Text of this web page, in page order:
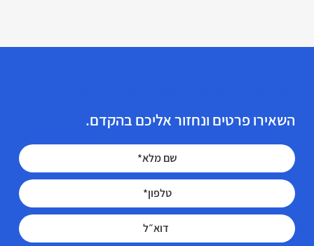
השאירו פרטים ונחזור אליכם בהקדם.